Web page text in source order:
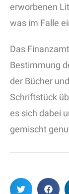
erworbenen
was im Falle
Das
Bestimmung
der Bücher
Schriftstück
es sich dabei
gemischt